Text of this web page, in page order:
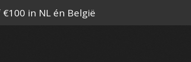
in NL én België